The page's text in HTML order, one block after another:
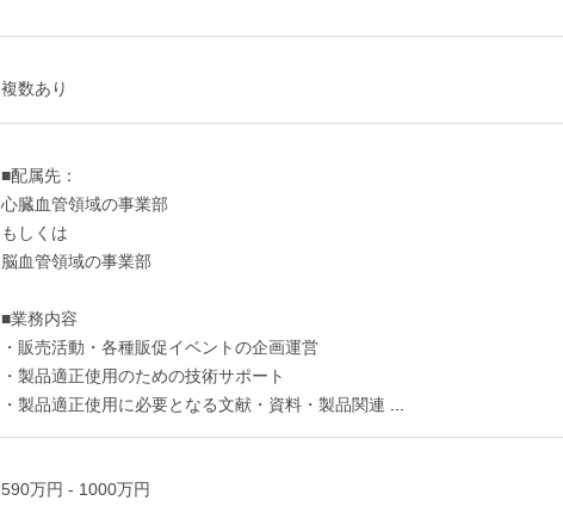
複数あり
■配属先：
心臓血管領域の事業部
もしくは
脳血管領域の事業部
■業務内容
・販売活動・各種販促イベントの企画運営
・製品適正使用のための技術サポート
・製品適正使用に必要となる文献・資料・製品関連
590万円 - 1000万円